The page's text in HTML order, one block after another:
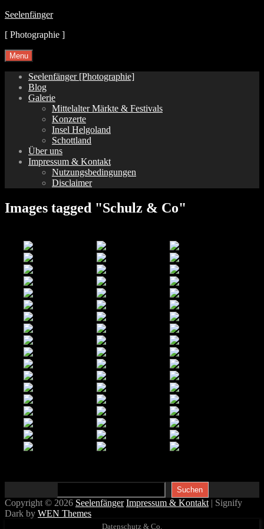
Skip
content
Seelenfänger
[ Photographie ]
Menu
Seelenfänger [Photographie]
Blog
Galerie
Mittelalter Märkte & Festivals
Konzerte
Insel Helgoland
Schottland
Über uns
Impressum & Kontakt
Nutzungsbedingungen
Disclaimer
Images tagged "Schulz & Co"
Suchen
Copyright © 2026 Seelenfänger Impressum & Kontakt | Signify
Dark by WEN Themes
Datenschutz & Co.